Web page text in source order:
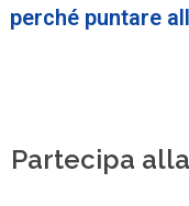
perché puntare
Partecipa